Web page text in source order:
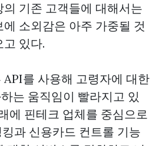
기존 고객들에 대해서는
소외감은 아주 가중될 것
있다.
를 사용해 고령자에 대한
는 움직임이 빨라지고 있
에 핀테크 업체를 중심으로
과 신용카드 컨트롤 기능